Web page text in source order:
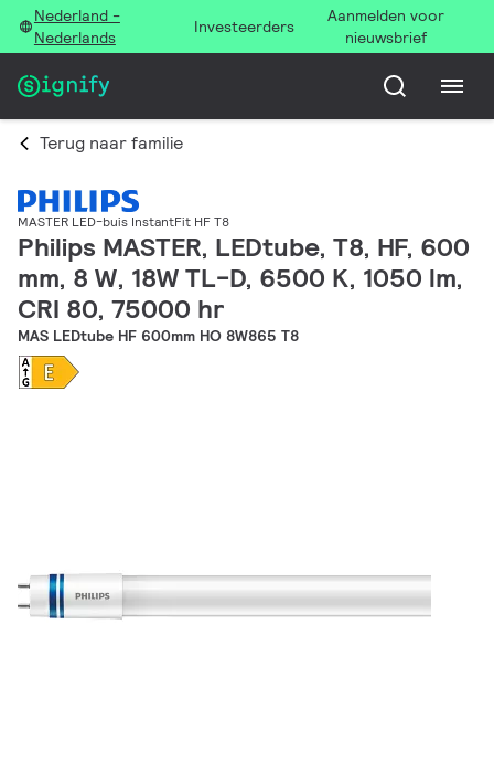
Nederland -
Nederlands
Investeerders
Aanmelden voor
nieuwsbrief
Terug naar familie
MASTER LED-buis InstantFit HF T8
Philips MASTER, LEDtube, T8, HF, 600
mm, 8 W, 18W TL-D, 6500 K, 1050 lm,
CRI 80, 75000 hr
MAS LEDtube HF 600mm HO 8W865 T8